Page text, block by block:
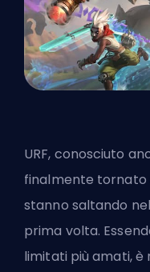
URF, conosciuto
finalmente tornato
stanno saltando
prima volta.
limitati più amati,